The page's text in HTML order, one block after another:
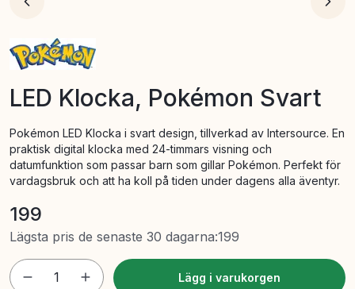
LED Klocka, Pokémon Svart
Pokémon LED Klocka i svart design, tillverkad av Intersource. En
praktisk digital klocka med 24-timmars visning och
datumfunktion som passar barn som gillar Pokémon. Perfekt för
vardagsbruk och att ha koll på tiden under dagens alla äventyr.
199
Lägsta pris de senaste 30 dagarna:199
1 Lägg i varukorgen